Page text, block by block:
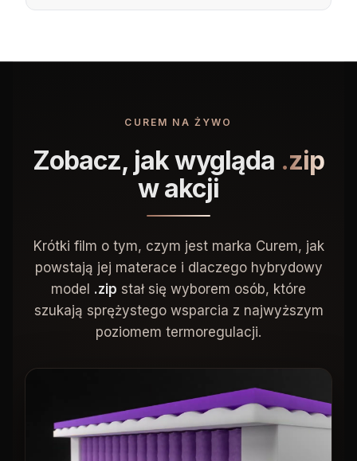
CUREM NA ŻYWO
Zobacz, jak wygląda .zip
w akcji
Krótki film o tym, czym jest marka Curem, jak
powstają jej materace i dlaczego hybrydowy
model .zip stał się wyborem osób, które
szukają sprężystego wsparcia z najwyższym
poziomem termoregulacji.